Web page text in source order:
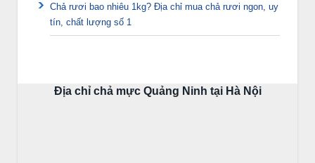
Chả rươi bao nhiêu 1kg? Địa chỉ mua chả rươi ngon, uy
tín, chất lượng số 1
Địa chỉ chả mực Quảng Ninh tại Hà Nội